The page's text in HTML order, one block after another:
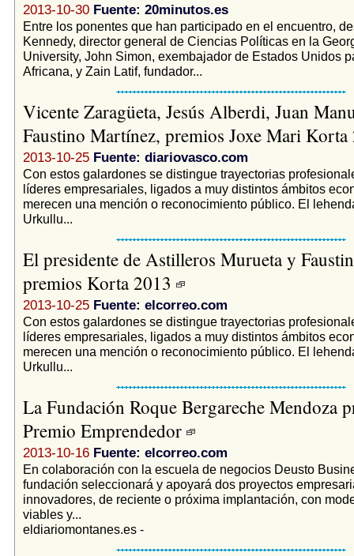
2013-10-30 Fuente: 20minutos.es
Entre los ponentes que han participado en el encuentro,
Kennedy, director general de Ciencias Políticas en la
University, John Simon, exembajador de Estados Unidos
Africana, y Zain Latif, fundador...
Vicente Zaragüeta, Jesús Alberdi, Juan
Faustino Martínez, premios Joxe Mari
2013-10-25 Fuente: diariovasco.com
Con estos galardones se distingue trayectorias
líderes empresariales, ligados a muy distintos ámbitos
merecen una mención o reconocimiento público. El
Urkullu...
El presidente de Astilleros Murueta y
premios Korta 2013
2013-10-25 Fuente: elcorreo.com
Con estos galardones se distingue trayectorias
líderes empresariales, ligados a muy distintos ámbitos
merecen una mención o reconocimiento público. El
Urkullu...
La Fundación Roque Bergareche Mendoza
Premio Emprendedor
2013-10-16 Fuente: elcorreo.com
En colaboración con la escuela de negocios Deusto
fundación seleccionará y apoyará dos proyectos
innovadores, de reciente o próxima implantación, con
viables y...
eldiariomontanes.es -